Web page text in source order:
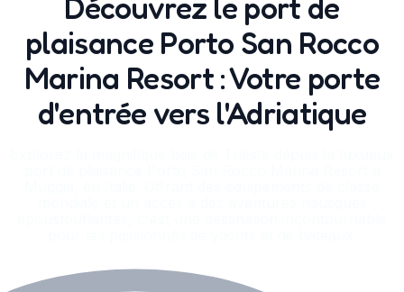
Découvrez le port de
plaisance Porto San Rocco
Marina Resort : Votre porte
d'entrée vers l'Adriatique